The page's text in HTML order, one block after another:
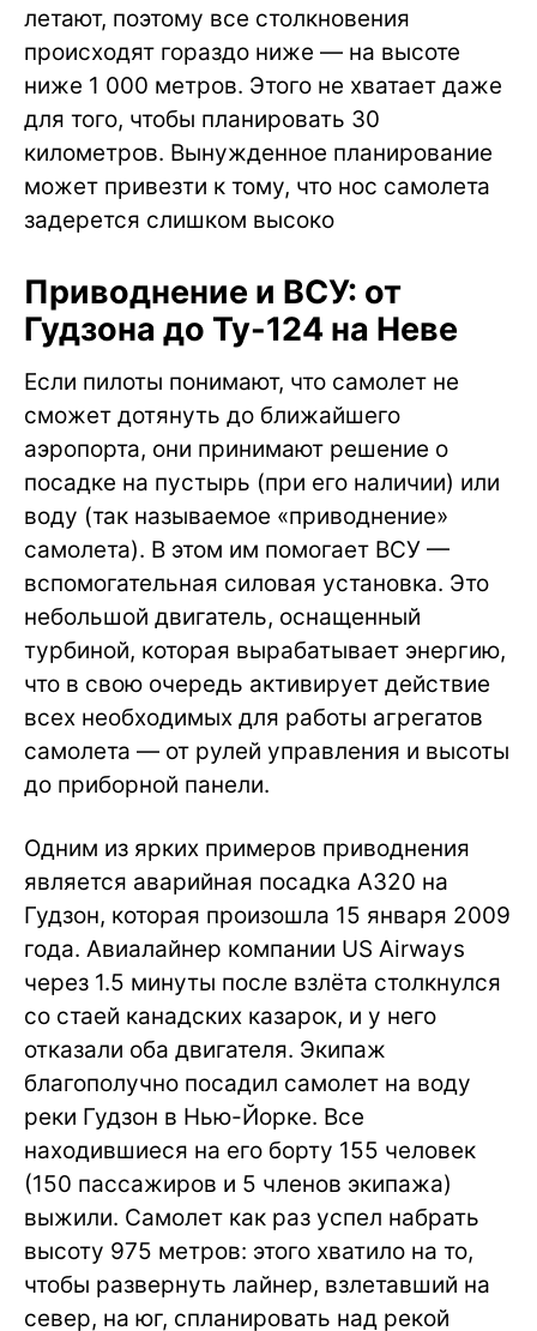
летают, поэтому все столкновения
происходят гораздо ниже — на высоте
ниже 1 000 метров. Этого не хватает даже
для того, чтобы планировать 30
километров. Вынужденное планирование
может привезти к тому, что нос самолета
задерется слишком высоко
Приводнение и ВСУ: от
Гудзона до Ту-124 на Неве
Если пилоты понимают, что самолет не
сможет дотянуть до ближайшего
аэропорта, они принимают решение о
посадке на пустырь (при его наличии) или
воду (так называемое «приводнение»
самолета). В этом им помогает ВСУ —
вспомогательная силовая установка. Это
небольшой двигатель, оснащенный
турбиной, которая вырабатывает энергию,
что в свою очередь активирует действие
всех необходимых для работы агрегатов
самолета — от рулей управления и высоты
до приборной панели.
Одним из ярких примеров приводнения
является аварийная посадка A320 на
Гудзон, которая произошла 15 января 2009
года. Авиалайнер компании US Airways
через 1.5 минуты после взлёта столкнулся
со стаей канадских казарок, и у него
отказали оба двигателя. Экипаж
благополучно посадил самолет на воду
реки Гудзон в Нью-Йорке. Все
находившиеся на его борту 155 человек
(150 пассажиров и 5 членов экипажа)
выжили. Самолет как раз успел набрать
высоту 975 метров: этого хватило на то,
чтобы развернуть лайнер, взлетавший на
север, на юг, спланировать над рекой